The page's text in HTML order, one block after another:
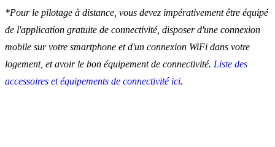
*Pour le pilotage à distance, vous devez impérativement être équipé
de l'application gratuite de connectivité, disposer d'une connexion
mobile sur votre smartphone et d'un connexion WiFi dans votre
logement, et avoir le bon équipement de connectivité. Liste des
accessoires et équipements de connectivité ici.